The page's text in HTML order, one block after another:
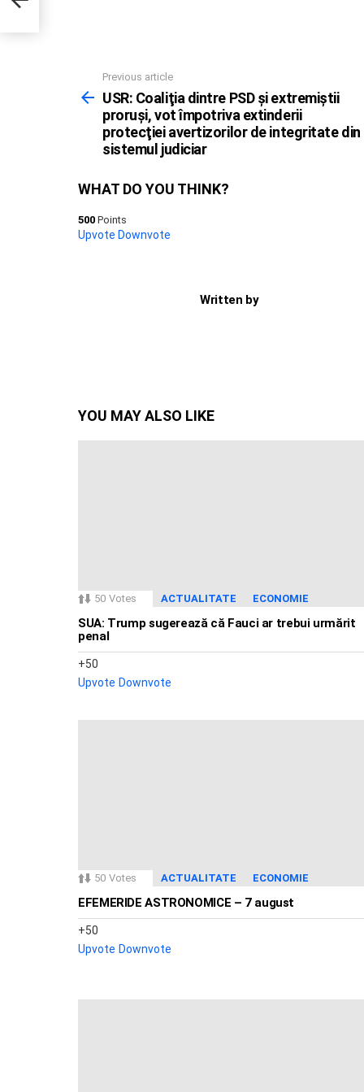
more
Previous article
USR: Coaliţia dintre PSD şi extremiştii
proruşi, vot împotriva extinderii
protecţiei avertizorilor de integritate din
sistemul judiciar
WHAT DO YOU THINK?
500 Points
Upvote Downvote
Written by
YOU MAY ALSO LIKE
50 Votes ACTUALITATE ECONOMIE
SUA: Trump sugerează că Fauci ar trebui urmărit
penal
50
Upvote Downvote
50 Votes ACTUALITATE ECONOMIE
EFEMERIDE ASTRONOMICE – 7 august
50
Upvote Downvote